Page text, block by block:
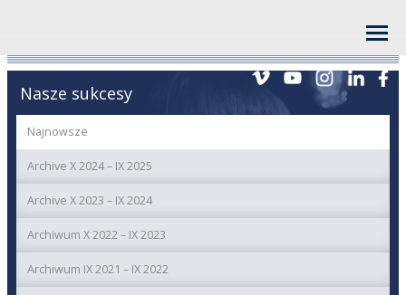
Nasze sukcesy
Najnowsze
Archive X 2024 – IX 2025
Archive X 2023 – IX 2024
Archiwum X 2022 – IX 2023
Archiwum IX 2021 – IX 2022